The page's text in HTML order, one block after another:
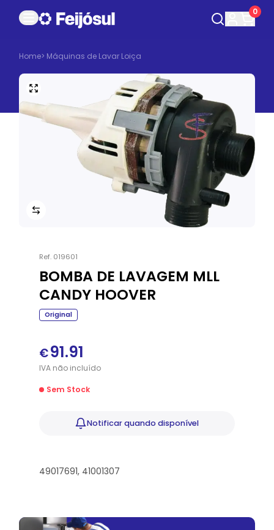
0
Home> Máquinas de Lavar Loiça
Ref. 019601
BOMBA DE LAVAGEM MLL
CANDY HOOVER
Original
€91.91
IVAnãoincluído
Sem Stock
Notificarquando disponível
49017691, 41001307